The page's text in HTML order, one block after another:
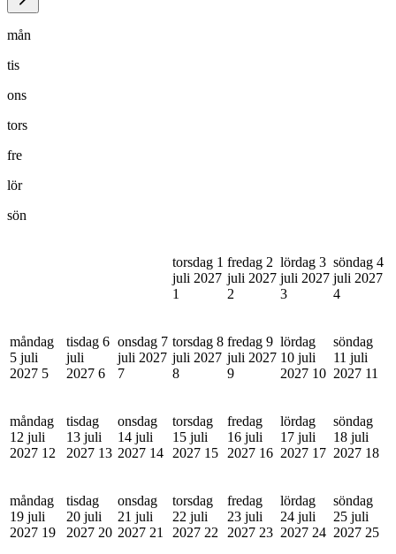
mån
tis
ons
tors
fre
lör
sön
torsdag 1
juli 2027
1
fredag 2
juli 2027
2
lördag 3
juli 2027
3
söndag 4
juli 2027
4
måndag
5 juli
2027 5
tisdag 6
juli
2027 6
onsdag 7
juli 2027
7
torsdag 8
juli 2027
8
fredag 9
juli 2027
9
lördag
10 juli
2027 10
söndag
11 juli
2027 11
måndag
12 juli
2027 12
tisdag
13 juli
2027 13
onsdag
14 juli
2027 14
torsdag
15 juli
2027 15
fredag
16 juli
2027 16
lördag
17 juli
2027 17
söndag
18 juli
2027 18
måndag
19 juli
2027 19
tisdag
20 juli
2027 20
onsdag
21 juli
2027 21
torsdag
22 juli
2027 22
fredag
23 juli
2027 23
lördag
24 juli
2027 24
söndag
25 juli
2027 25